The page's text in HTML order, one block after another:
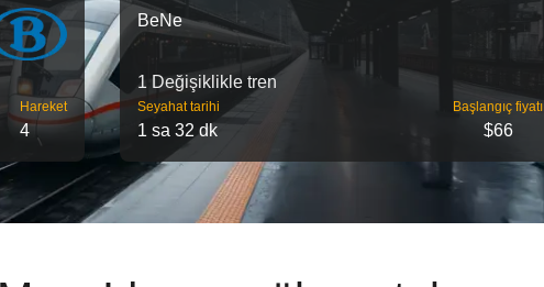
Hareket
4
BeNe
1 Değişiklikle tren
Seyahat tarihi
1 sa 32 dk
Başlangıç ​​fiyatı
$66